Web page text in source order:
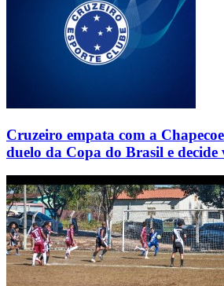
Cruzeiro empata com a
duelo da Copa do Brasil e